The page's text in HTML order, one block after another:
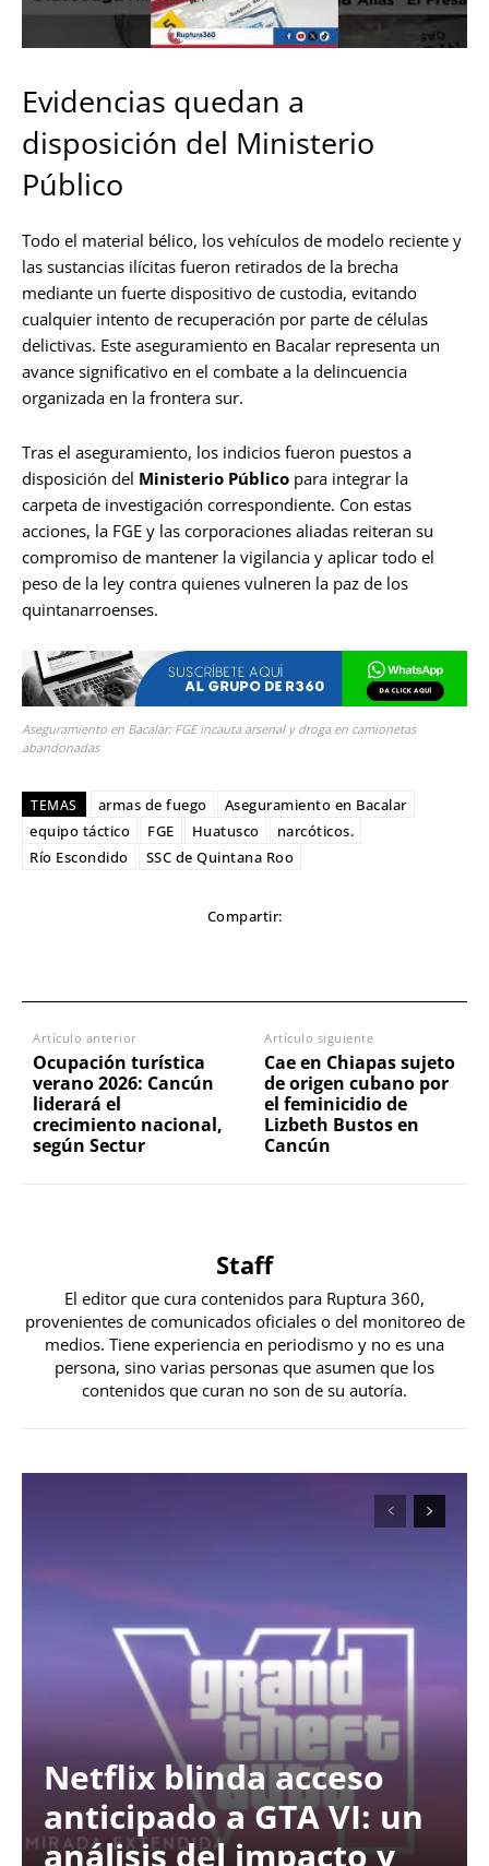
Evidencias quedan a
disposición del Ministerio
Público
Todo el material bélico, los vehículos de modelo reciente y
las sustancias ilícitas fueron retirados de la brecha
mediante un fuerte dispositivo de custodia, evitando
cualquier intento de recuperación por parte de células
delictivas. Este aseguramiento en Bacalar representa un
avance significativo en el combate a la delincuencia
organizada en la frontera sur.
Tras el aseguramiento, los indicios fueron puestos a
disposición del Ministerio Público para integrar la
carpeta de investigación correspondiente. Con estas
acciones, la FGE y las corporaciones aliadas reiteran su
compromiso de mantener la vigilancia y aplicar todo el
peso de la ley contra quienes vulneren la paz de los
quintanarroenses.
Aseguramiento en Bacalar: FGE incauta arsenal y droga en camionetas
abandonadas
TEMAS armas de fuego
Aseguramiento en Bacalar
equipo táctico
FGE Huatusco
narcóticos.
Río Escondido
SSC de Quintana Roo
Compartir:
Artículo anterior
Ocupación turística
verano 2026: Cancún
liderará el
crecimiento nacional,
según Sectur
Artículo siguiente
Cae en Chiapas sujeto
de origen cubano por
el feminicidio de
Lizbeth Bustos en
Cancún
Staff
El editor que cura contenidos para Ruptura 360,
provenientes de comunicados oficiales o del monitoreo de
medios. Tiene experiencia en periodismo y no es una
persona, sino varias personas que asumen que los
contenidos que curan no son de su autoría.
Netflix blinda acceso
anticipado a GTA VI: un
análisis del impacto y